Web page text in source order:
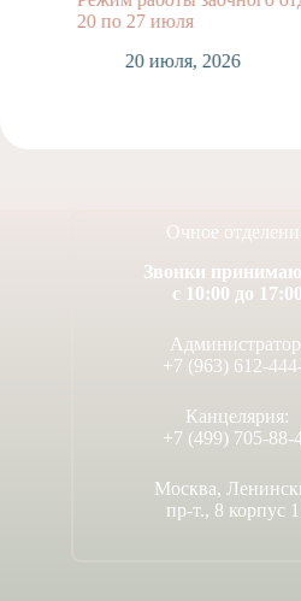
20 по 27 июля
20 июля, 2026
Очное
Звонки
с 10:00 до 17:00
+7 (963) 612-
Канцелярия:
+7 (499) 705-88-
Москва,
пр-т., 8 корпус